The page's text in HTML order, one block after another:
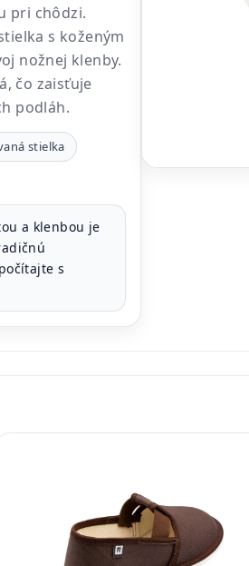
pri chôdzi.
s koženým
nožnej klenby.
čo zaisťuje
podláh.
stielka
a klenbou je
s